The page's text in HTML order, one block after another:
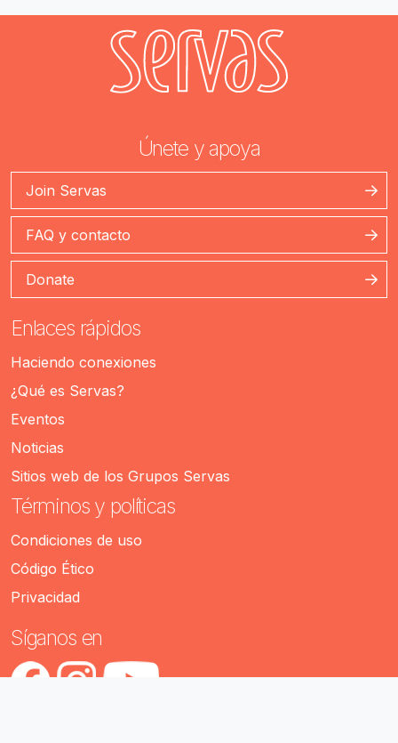
Únete y apoya
Join Servas
FAQ y contacto
Donate
Enlaces rápidos
Haciendo conexiones
¿Qué es Servas?
Eventos
Noticias
Sitios web de los Grupos Servas
Términos y políticas
Condiciones de uso
Código Ético
Privacidad
Síganos en